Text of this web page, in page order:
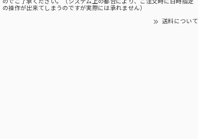
のでご了承ください。（システム上の都合により、ご注文時に日時指定
の操作が出来てしまうのですが実際には承れません）
送料について